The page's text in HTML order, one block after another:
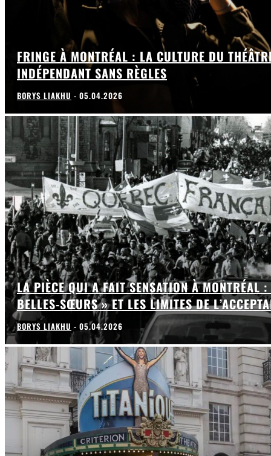
FRINGE À MONTRÉAL : LA CULTURE DU
INDÉPENDANT SANS RÈGLES
BORYS LIAKHU - 05.04.2026
LA PIÈCE QUI A FAIT SENSATION À MONTRÉAL
BELLES-SŒURS » ET LES LIMITES DE
BORYS LIAKHU - 05.04.2026